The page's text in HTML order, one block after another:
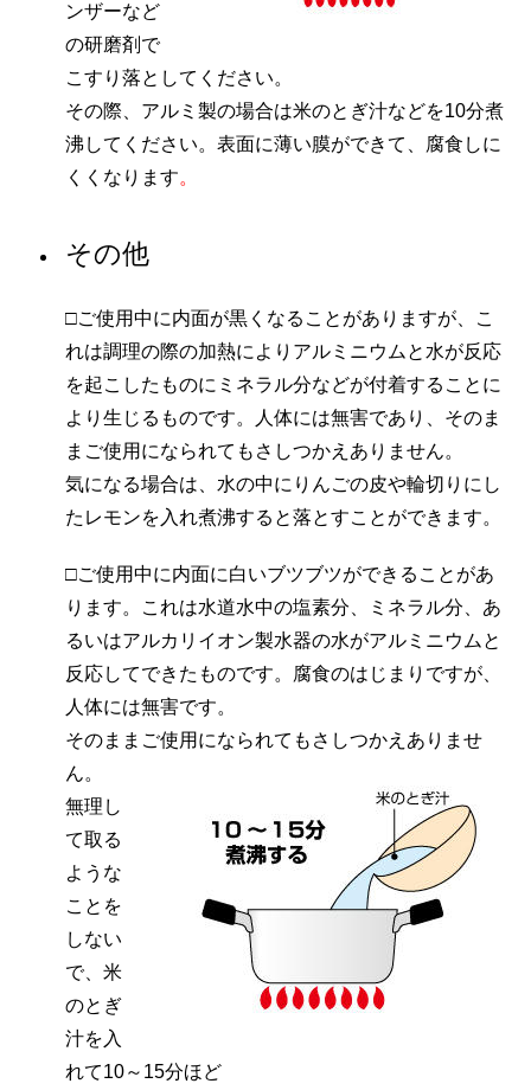
ンザーなど
の研磨剤で
こすり落としてください。
その際、アルミ製の場合は米のとぎ汁などを10分煮
沸してください。表面に薄い膜ができて、腐食しに
くくなります。
その他
□ご使用中に内面が黒くなることがありますが、こ
れは調理の際の加熱によりアルミニウムと水が反応
を起こしたものにミネラル分などが付着することに
より生じるものです。人体には無害であり、そのま
まご使用になられてもさしつかえありません。
気になる場合は、水の中にりんごの皮や輪切りにし
たレモンを入れ煮沸すると落とすことができます。
□ご使用中に内面に白いブツブツができることがあ
ります。これは水道水中の塩素分、ミネラル分、あ
るいはアルカリイオン製水器の水がアルミニウムと
反応してできたものです。腐食のはじまりですが、
人体には無害です。
そのままご使用になられてもさしつかえありませ
ん。
無理し
て取る
ような
ことを
しない
で、米
のとぎ
汁を入
れて10～15分ほど